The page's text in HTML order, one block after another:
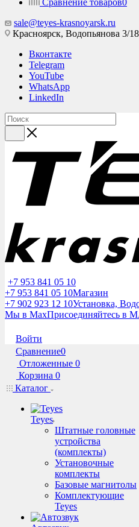
Сравнение товаров0
sale@teyes-krasnoyarsk.ru
Красноярск, Водопьянова 3/18
Вконтакте
Telegram
YouTube
WhatsApp
LinkedIn
+7 953 841 05 10
+7 953 841 05 10Магазин
+7 902 923 12 10Установка,
Мы в MaxПрисоединяйтесь в
Войти
Сравнение0
Отложенные 0
Корзина 0
Каталог
Teyes
Штатные головные
устройства
(комплекты)
Установочные
комплекты
Базовые магнитолы
Комплектующие
Teyes